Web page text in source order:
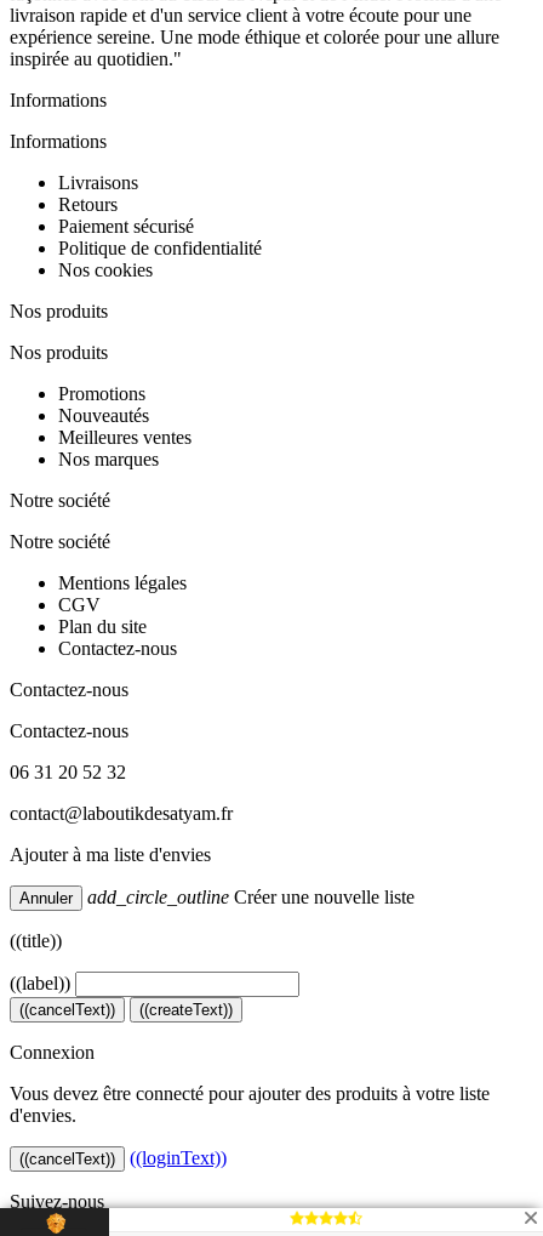
livraison rapide et d'un service client à votre écoute pour une
expérience sereine. Une mode éthique et colorée pour une allure
inspirée au quotidien."
Informations
Informations
Livraisons
Retours
Paiement sécurisé
Politique de confidentialité
Nos cookies
Nos produits
Nos produits
Promotions
Nouveautés
Meilleures ventes
Nos marques
Notre société
Notre société
Mentions légales
CGV
Plan du site
Contactez-nous
Contactez-nous
Contactez-nous
06 31 20 52 32
contact@laboutikdesatyam.fr
Ajouter à ma liste d'envies
Annuler add_circle_outline Créer une nouvelle liste
((title))
((label))
((cancelText)) ((createText))
Connexion
Vous devez être connecté pour ajouter des produits à votre liste
d'envies.
((cancelText)) ((loginText))
Suivez-nous